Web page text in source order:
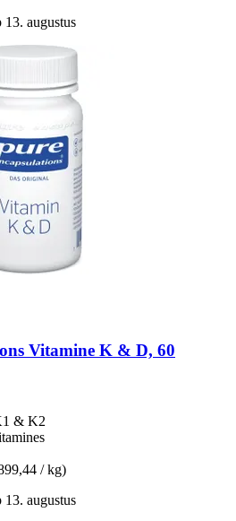
augustus
Vitamine K & D, 60
& K2
/ kg)
augustus